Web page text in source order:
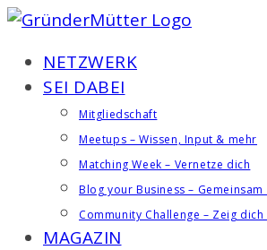
Zum
springen
NETZWERK
SEI DABEI
Mitgliedschaft
Meetups – Wissen, Input & mehr
Matching Week – Vernetze dich
Blog your Business –
Community Challenge – Zeig
MAGAZIN